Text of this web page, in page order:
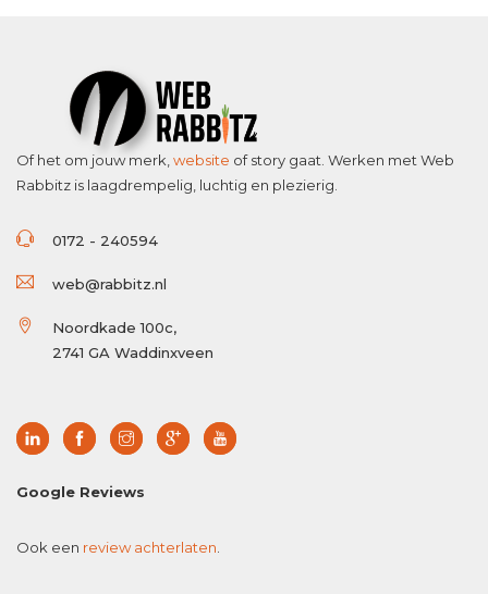
Of het om jouw merk, website of story gaat. Werken met Web
Rabbitz is laagdrempelig, luchtig en plezierig.
0172 - 240594
web@rabbitz.nl
Noordkade 100c,
2741 GA Waddinxveen
Google Reviews
Ook een review achterlaten